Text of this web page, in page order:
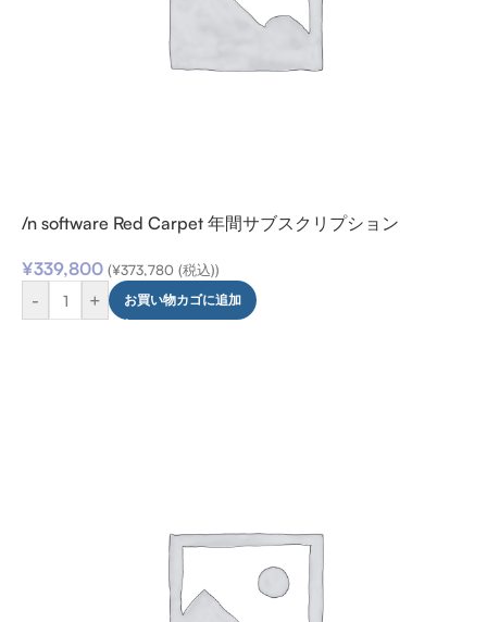
/n software Red Carpet 年間サブスクリプション
¥339,800 (¥373,780 (税込))
- + お買い物カゴに追加